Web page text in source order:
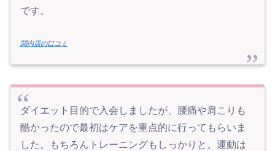
です。
関内店の口コミ
ダイエット目的で入会しましたが、腰痛や肩こりも
酷かったので最初はケアを重点的に行ってもらいま
した。もちろんトレーニングもしっかりと。運動は